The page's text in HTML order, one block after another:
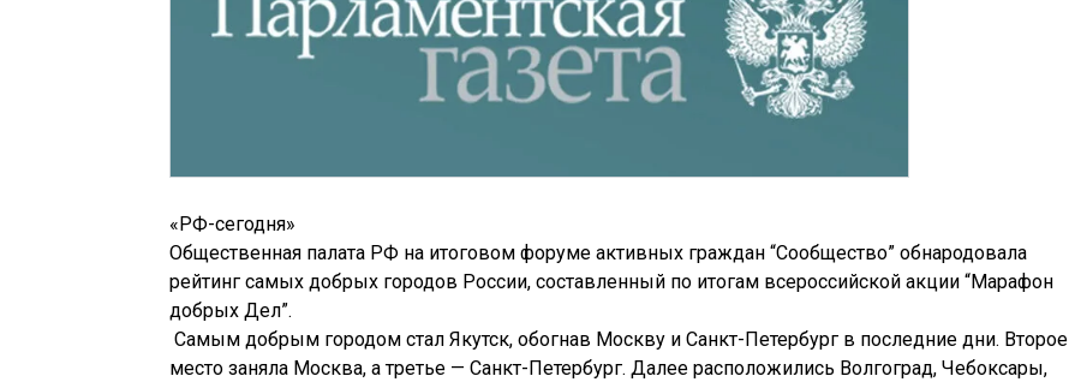
«РФ-сегодня»
Общественная палата РФ на итоговом форуме активных граждан “Сообщество” обнародовала
рейтинг самых добрых городов России, составленный по итогам всероссийской акции “Марафон
добрых Дел”.
Самым добрым городом стал Якутск, обогнав Москву и Санкт-Петербург в последние дни. Второе
место заняла Москва, а третье — Санкт-Петербург. Далее расположились Волгоград, Чебоксары,